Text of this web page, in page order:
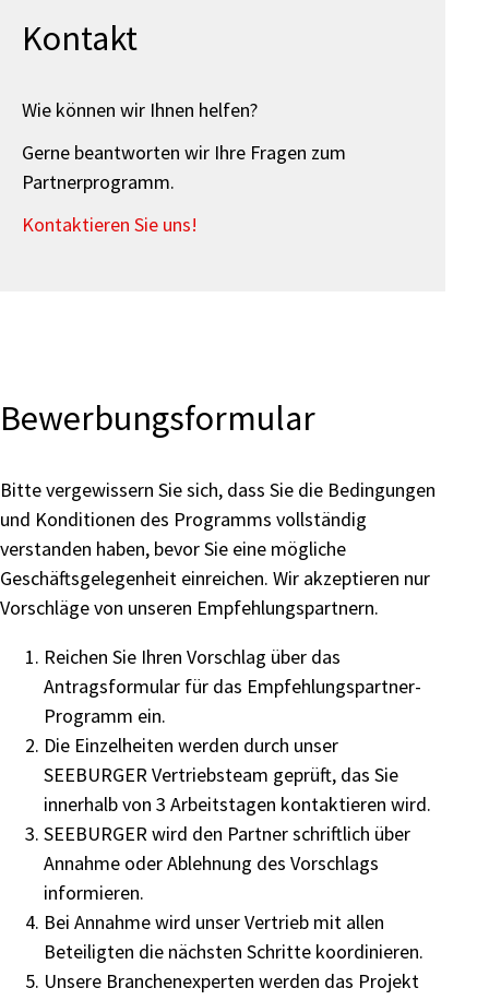
Kontakt
Wie können wir Ihnen helfen?
Gerne beantworten wir Ihre Fragen zum
Partnerprogramm.
Kontaktieren Sie uns!
Bewerbungsformular
Bitte vergewissern Sie sich, dass Sie die Bedingungen
und Konditionen des Programms vollständig
verstanden haben, bevor Sie eine mögliche
Geschäftsgelegenheit einreichen. Wir akzeptieren nur
Vorschläge von unseren Empfehlungspartnern.
Reichen Sie Ihren Vorschlag über das
Antragsformular für das Empfehlungspartner-
Programm ein.
Die Einzelheiten werden durch unser
SEEBURGER Vertriebsteam geprüft, das Sie
innerhalb von 3 Arbeitstagen kontaktieren wird.
SEEBURGER wird den Partner schriftlich über
Annahme oder Ablehnung des Vorschlags
informieren.
Bei Annahme wird unser Vertrieb mit allen
Beteiligten die nächsten Schritte koordinieren.
Unsere Branchenexperten werden das Projekt